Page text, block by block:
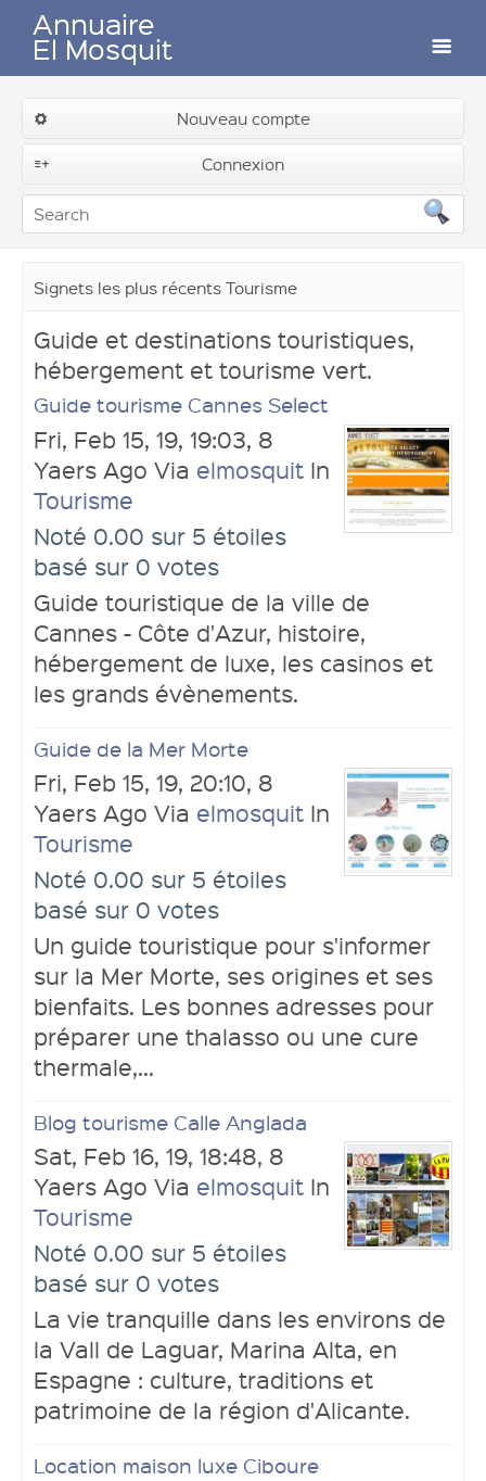
Annuaire
El Mosquit
Auteurs
Nouveau compte
Connexion
Connexion
Soumettre un lien
Signets les plus récents Tourisme
Guide et destinations touristiques,
hébergement et tourisme vert.
Guide tourisme Cannes Select
Fri, Feb 15, 19, 19:03, 8
Yaers Ago Via elmosquit In
Tourisme
Noté 0.00 sur 5 étoiles
basé sur 0 votes
Guide touristique de la ville de
Cannes - Côte d'Azur, histoire,
hébergement de luxe, les casinos et
les grands évènements.
Guide de la Mer Morte
Fri, Feb 15, 19, 20:10, 8
Yaers Ago Via elmosquit In
Tourisme
Noté 0.00 sur 5 étoiles
basé sur 0 votes
Un guide touristique pour s'informer
sur la Mer Morte, ses origines et ses
bienfaits. Les bonnes adresses pour
préparer une thalasso ou une cure
thermale,...
Blog tourisme Calle Anglada
Sat, Feb 16, 19, 18:48, 8
Yaers Ago Via elmosquit In
Tourisme
Noté 0.00 sur 5 étoiles
basé sur 0 votes
La vie tranquille dans les environs de
la Vall de Laguar, Marina Alta, en
Espagne : culture, traditions et
patrimoine de la région d'Alicante.
Location maison luxe Ciboure